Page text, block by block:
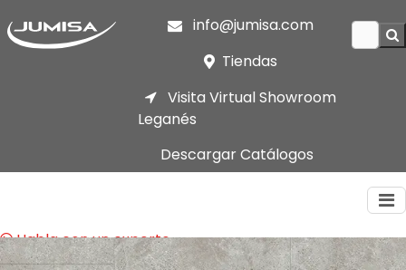
info@jumisa.com
Tiendas
Visita Virtual Showroom
Leganés
Descargar Catálogos
Habla con un experto